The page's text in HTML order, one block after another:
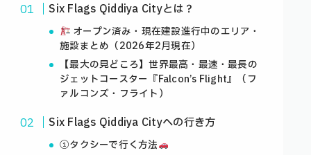
Six Flags Qiddiya Cityとは？
オープン済み・現在建設進行中のエリア・
施設まとめ（2026年2月現在）
【最大の見どころ】世界最高・最速・最長の
ジェットコースター『Falcon’s Flight』（フ
ァルコンズ・フライト）
Six Flags Qiddiya Cityへの行き方
①タクシーで行く方法